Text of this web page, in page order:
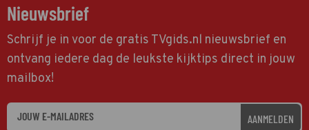
Nieuwsbrief
Schrijf je in voor de gratis TVgids.nl nieuwsbrief en
ontvang iedere dag de leukste kijktips direct in jouw
mailbox!
AANMELDEN